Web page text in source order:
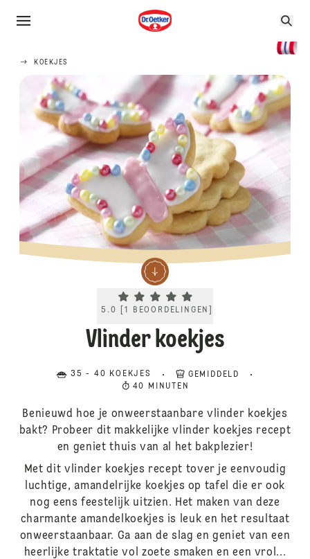
KOEKJES
Current rating 5.0. Click to rate.
5.0 [1 BEOORDELINGEN
Vlinder koekjes
35 - 40 KOEKJES
GEMIDDELD
40 MINUTEN
Benieuwd hoe je onweerstaanbare vlinder koekjes
bakt? Probeer dit makkelijke vlinder koekjes recept
en geniet thuis van al het bakplezier!
Met dit vlinder koekjes recept tover je eenvoudig
luchtige, amandelrijke koekjes op tafel die er ook
nog eens feestelijk uitzien. Het maken van deze
charmante amandelkoekjes is leuk en het resultaat
onweerstaanbaar. Ga aan de slag en geniet van een
heerlijke traktatie vol zoete smaken en een vrol...